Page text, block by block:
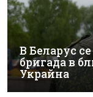
В Беларус
бригада в
Украйна